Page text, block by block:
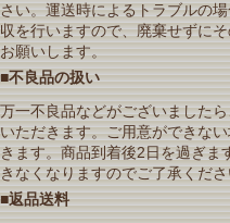
さい。運送時によるトラブルの
収を行いますので、廃棄せずに
お願いします。
■不良品の扱い
万一不良品などがございました
いただきます。ご用意ができな
きます。商品到着後2日を過ぎま
きなくなりますのでご了承くだ
■返品送料